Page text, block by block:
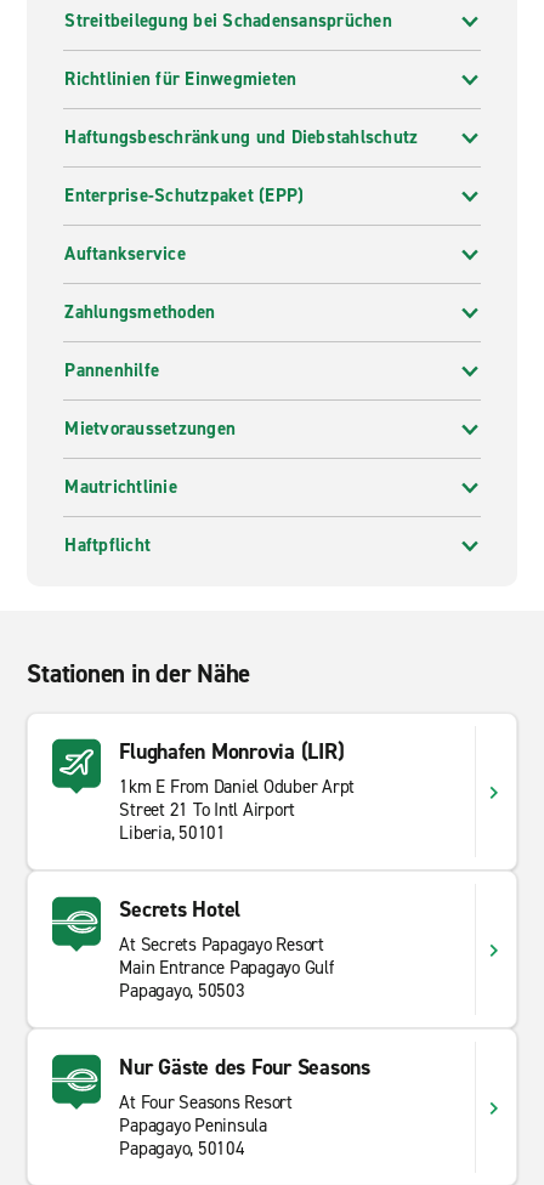
Streitbeilegung bei Schadensansprüchen
Richtlinien für Einwegmieten
Haftungsbeschränkung und Diebstahlschutz
Enterprise-Schutzpaket (EPP)
Auftankservice
Zahlungsmethoden
Pannenhilfe
Mietvoraussetzungen
Mautrichtlinie
Haftpflicht
Stationen in der Nähe
Flughafen Monrovia (LIR)
1km E From Daniel Oduber Arpt
Street 21 To Intl Airport
Liberia, 50101
Secrets Hotel
At Secrets Papagayo Resort
Main Entrance Papagayo Gulf
Papagayo, 50503
Nur Gäste des Four Seasons
At Four Seasons Resort
Papagayo Peninsula
Papagayo, 50104